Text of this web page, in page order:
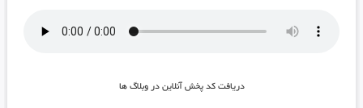
دريافت کد پخش آنلاين در وبلاگ ها